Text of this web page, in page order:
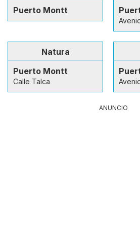
Puerto Montt
Natura
Puerto Montt
Calle Talca
ANUNCIO